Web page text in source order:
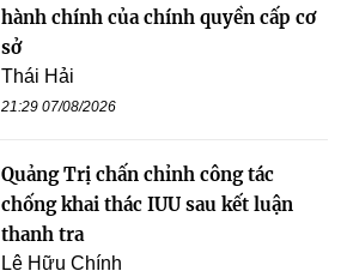
hành chính của chính quyền cấp cơ
sở
Thái Hải
21:29 07/08/2026
Quảng Trị chấn chỉnh công tác
chống khai thác IUU sau kết luận
thanh tra
Lê Hữu Chính